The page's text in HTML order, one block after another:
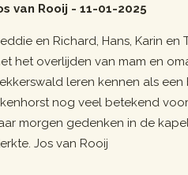
van Rooij - 11-01-2025
en Richard, Hans, Karin
het overlijden van mam en
leren kennen als
nog veel betekend
morgen gedenken in de
Jos van Rooij